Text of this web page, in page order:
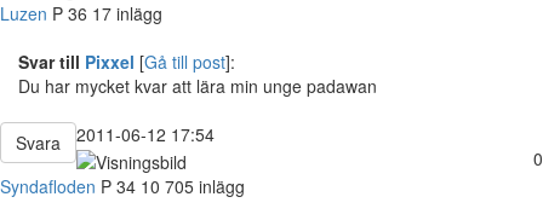
Luzen P 36 17 inlägg
Svar till Pixxel [Gå till post]:
Du har mycket kvar att lära min unge padawan
Svara
2011-06-12 17:54
0
Syndafloden P 34 10 705 inlägg